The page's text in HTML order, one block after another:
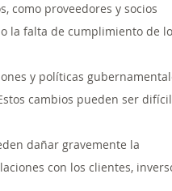
como proveedores y socios
la falta de cumplimiento de
y políticas
cambios pueden ser
dañar gravemente la
con los clientes,